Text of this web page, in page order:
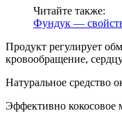
Читайте также:
Фундук —
Продукт регулирует
кровообращение,
Натуральное средство
Эффективно кокосовое